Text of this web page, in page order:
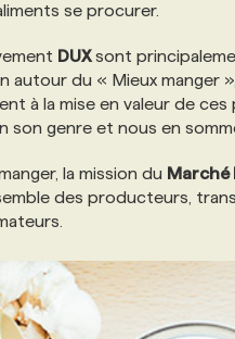
se procurer.
DUXsont
autour du « Mieux
à la mise en valeur de
son genre et nous en
la mission du Marché
des producteurs,